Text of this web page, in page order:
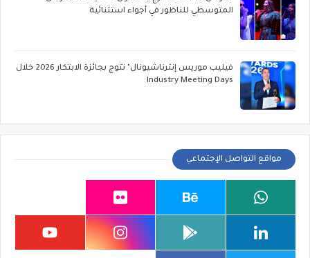
المتوسطي للناظور في أجواء استثنائية
فيليب موريس إنترناشيونال" تتوج بجائزة الابتكار 2026 خلال
Industry Meeting Days
مواقع التواصل الإجتماعي